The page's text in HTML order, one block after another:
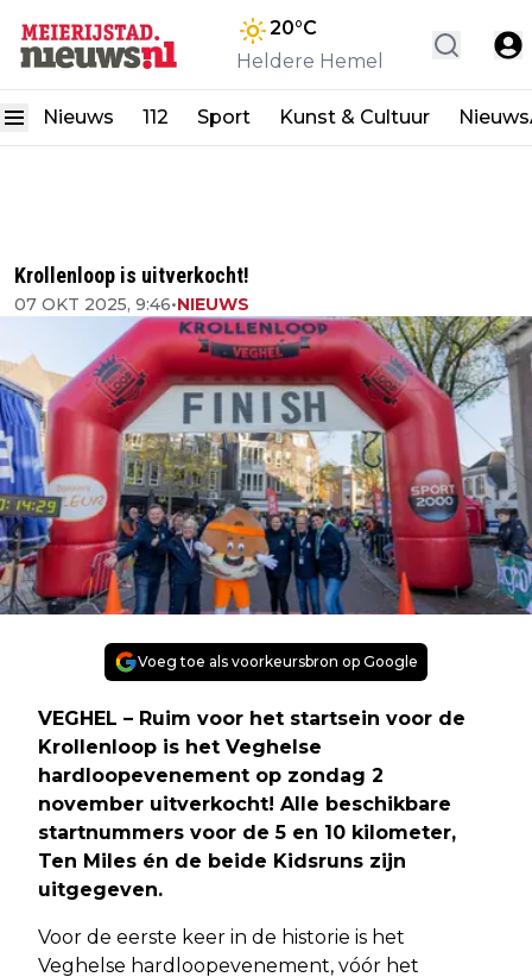
20°C
Heldere Hemel
Nieuws 112 Sport Kunst & Cultuur
Krollenloop is uitverkocht!
07 OKT 2025, 9:46•NIEUWS
Voeg toe als voorkeursbron op Google
VEGHEL – Ruim voor het startsein voor de
Krollenloop is het Veghelse
hardloopevenement op zondag 2
november uitverkocht! Alle beschikbare
startnummers voor de 5 en 10 kilometer,
Ten Miles én de beide Kidsruns zijn
uitgegeven.
Voor de eerste keer in de historie is het
Veghelse hardloopevenement, vóór het